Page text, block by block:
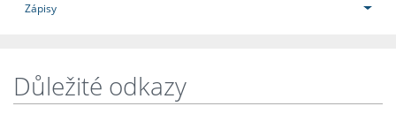
Zápisy
Důležité odkazy